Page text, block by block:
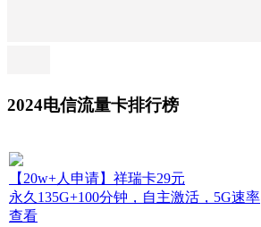
2024电信流量卡排行榜
【20w+人申请】祥瑞卡29元
永久135G+100分钟，自主激活，5G速率
查看